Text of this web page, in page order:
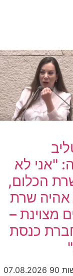
"אני לא
הכלום,
שרת
מצוינת –
כנסת
90
07.08.2026